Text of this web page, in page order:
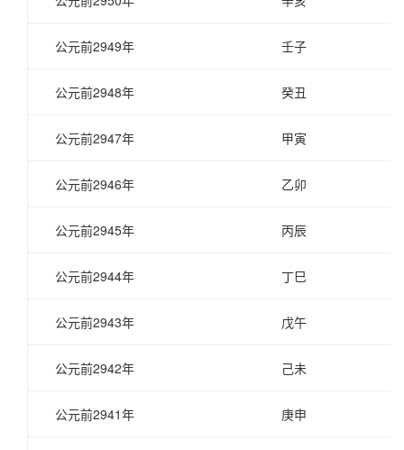
公元前2949年 壬子
公元前2948年 癸丑
公元前2947年 甲寅
公元前2946年 乙卯
公元前2945年 丙辰
公元前2944年 丁巳
公元前2943年 戊午
公元前2942年 己未
公元前2941年 庚申